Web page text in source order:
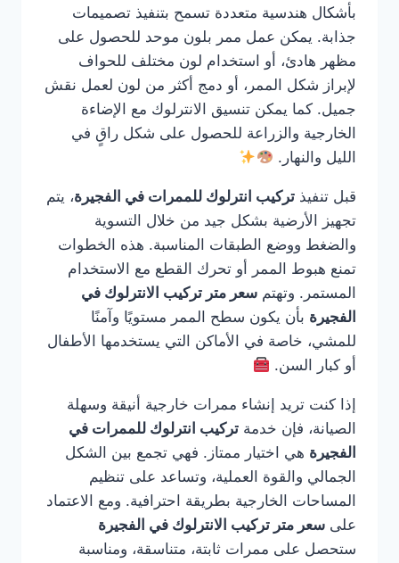
بأشكال هندسية متعددة تسمح بتنفيذ تصميمات
جذابة. يمكن عمل ممر بلون موحد للحصول على
مظهر هادئ، أو استخدام لون مختلف للحواف
لإبراز شكل الممر، أو دمج أكثر من لون لعمل نقش
جميل. كما يمكن تنسيق الانترلوك مع الإضاءة
الخارجية والزراعة للحصول على شكل راقٍ في
الليل والنهار.
قبل تنفيذ تركيب انترلوك للممرات في الفجيرة، يتم
تجهيز الأرضية بشكل جيد من خلال التسوية
والضغط ووضع الطبقات المناسبة. هذه الخطوات
تمنع هبوط الممر أو تحرك القطع مع الاستخدام
المستمر. وتهتم سعر متر تركيب الانترلوك في
الفجيرة بأن يكون سطح الممر مستويًا وآمنًا
للمشي، خاصة في الأماكن التي يستخدمها الأطفال
أو كبار السن.
إذا كنت تريد إنشاء ممرات خارجية أنيقة وسهلة
الصيانة، فإن خدمة تركيب انترلوك للممرات في
الفجيرة هي اختيار ممتاز. فهي تجمع بين الشكل
الجمالي والقوة العملية، وتساعد على تنظيم
المساحات الخارجية بطريقة احترافية. ومع الاعتماد
على سعر متر تركيب الانترلوك في الفجيرة
ستحصل على ممرات ثابتة، متناسقة، ومناسبة